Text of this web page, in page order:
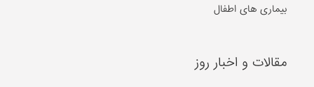
بیماری های اطفال
مقالات و اخبار روز